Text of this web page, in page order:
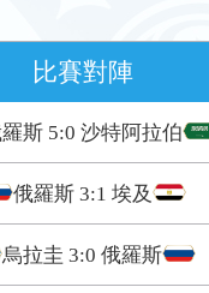
比賽對陣
斯 5:0 沙特阿拉伯
俄羅斯3:1 埃及
烏拉圭 3:0 俄羅斯